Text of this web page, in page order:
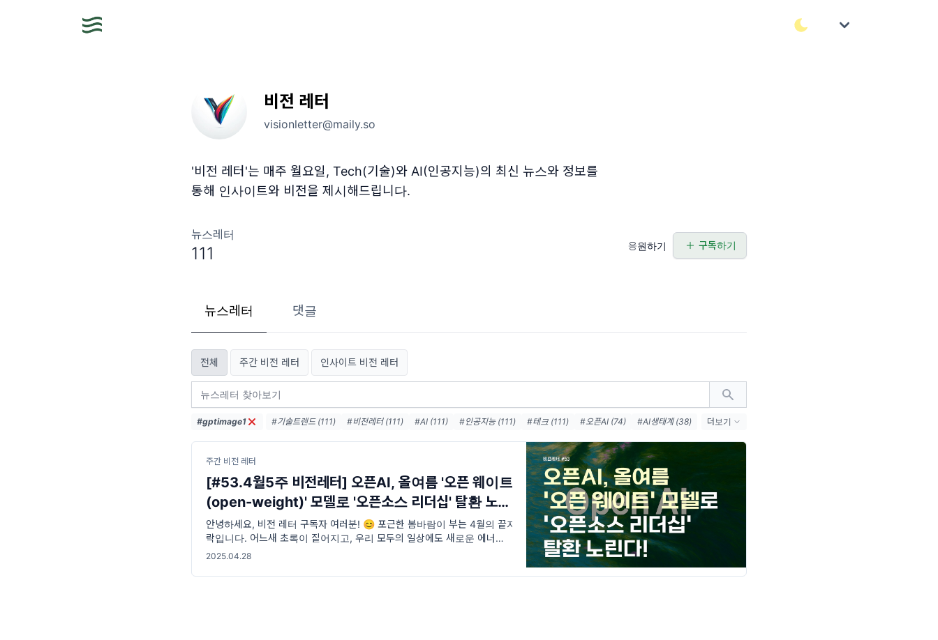
비전 레터
visionletter@maily.so
'비전 레터'는 매주 월요일, Tech(기술)와 AI(인공지능)의 최신 뉴스와 정보를
통해 인사이트와 비전을 제시해드립니다.
뉴스레터
111 응원하기 구독하기
뉴스레터 댓글
전체 주간 비전 레터 인사이트 비전 레터
#gptimage1 #기술트렌드 (111) #비전레터 (111) #AI (111) #인공지능 (111) #테크 (111) #오픈AI (74)
#AI생태계 (38)
더보기
주간 비전 레터
[#53.4월5주 비전레터] 오픈AI, 올여름 '오픈 웨이트
(open-weight)' 모델로 '오픈소스 리더십' 탈환 노린
다!
안녕하세요, 비전 레터 구독자 여러분! 😊 포근한 봄바람이 부는 4월의 끝자
락입니다. 어느새 초록이 짙어지고, 우리 모두의 일상에도 새로운 에너지가
가득 채워지고 있네요. 🌿 비전
2025.04.28